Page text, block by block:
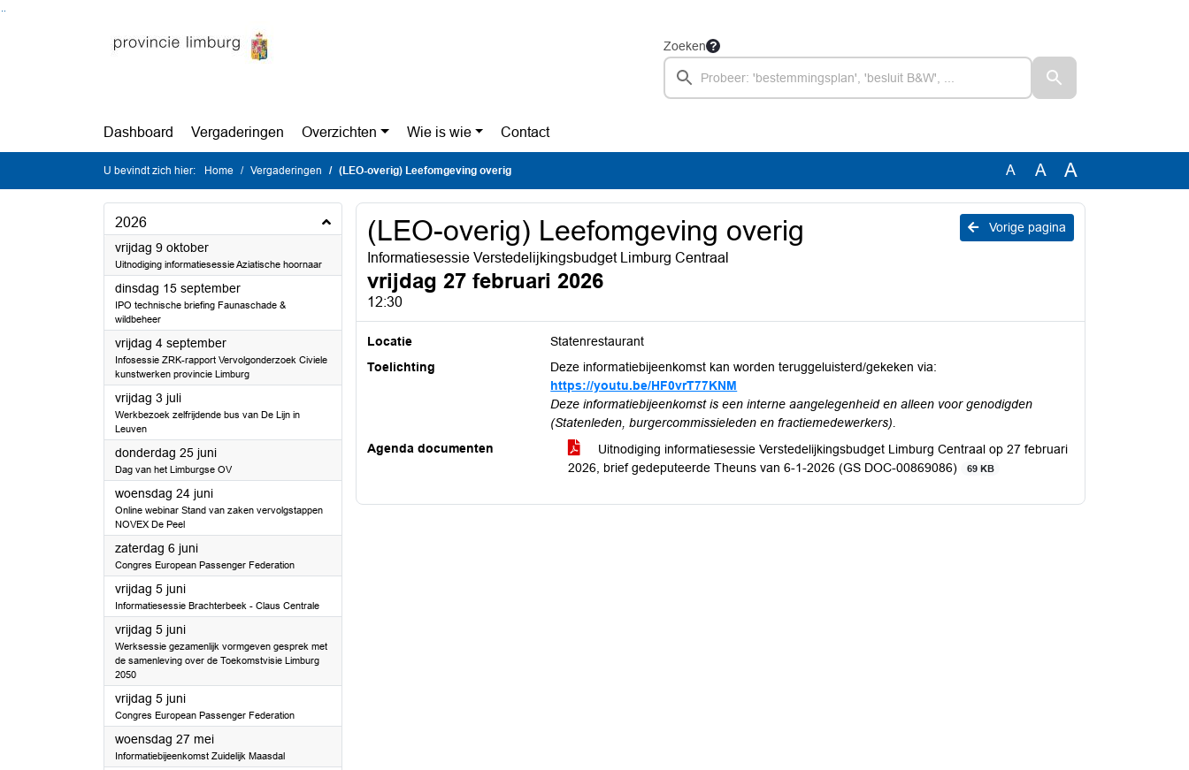
Zoeken
Dashboard Vergaderingen Overzichten Wie is wie Contact
U bevindt zich hier: Home Vergaderingen (LEO-overig) Leefomgeving overig A A A
2026
vrijdag 9 oktober2026
Uitnodiging informatiesessie Aziatische hoornaar
dinsdag 15 september2026
IPO technische briefing Faunaschade &
wildbeheer
vrijdag 4 september2026
Infosessie ZRK-rapport Vervolgonderzoek Civiele
kunstwerken provincie Limburg
vrijdag 3 juli2026
Werkbezoek zelfrijdende bus van De Lijn in
Leuven
donderdag 25 juni2026
Dag van het Limburgse OV
woensdag 24 juni2026
Online webinar Stand van zaken vervolgstappen
NOVEX De Peel
zaterdag 6 juni2026
Congres European Passenger Federation
vrijdag 5 juni2026
Informatiesessie Brachterbeek - Claus Centrale
vrijdag 5 juni2026
Werksessie gezamenlijk vormgeven gesprek met
de samenleving over de Toekomstvisie Limburg
2050
vrijdag 5 juni2026
Congres European Passenger Federation
woensdag 27 mei2026
Informatiebijeenkomst Zuidelijk Maasdal
Vorige pagina
(LEO-overig) Leefomgeving overig
Informatiesessie Verstedelijkingsbudget Limburg Centraal
vrijdag 27 februari 2026
12:30
Locatie
Statenrestaurant
Toelichting
Deze informatiebijeenkomst kan worden teruggeluisterd/gekeken via:
https://youtu.be/HF0vrT77KNM
Deze informatiebijeenkomst is een interne aangelegenheid en alleen voor genodigden
(Statenleden, burgercommissieleden en fractiemedewerkers).
Agenda documenten
Uitnodiging informatiesessie Verstedelijkingsbudget Limburg Centraal op 27 februari
2026, brief gedeputeerde Theuns van 6-1-2026 (GS DOC-00869086)
69 KB